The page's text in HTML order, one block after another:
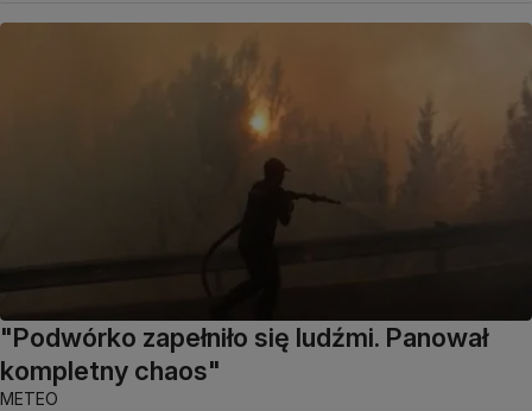
"Podwórko zapełniło się ludźmi. Panował
kompletny chaos"
METEO